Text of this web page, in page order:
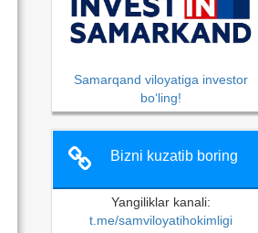
Samarqand viloyatiga investor
bo‘ling!
Bizni kuzatib boring
Yangiliklar kanali:
t.me/samviloyatihokimligi